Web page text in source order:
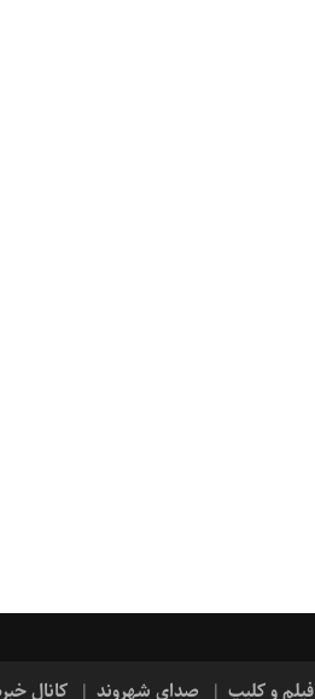
فیلم و کلیپ صدای شهروند کانال